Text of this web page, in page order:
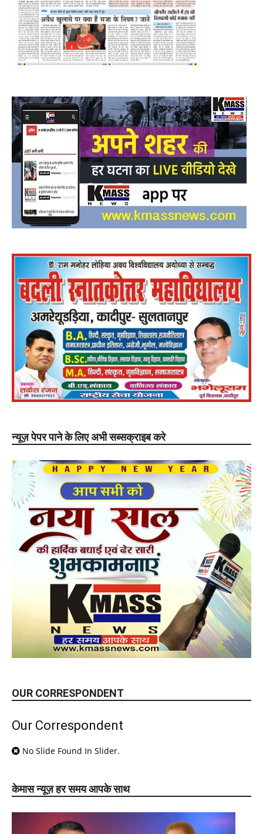
न्यूज़ पेपर पाने के लिए अभी सब्सक्राइब करे
OUR CORRESPONDENT
Our Correspondent
No Slide Found In Slider.
केमास न्यूज़ हर समय आपके साथ